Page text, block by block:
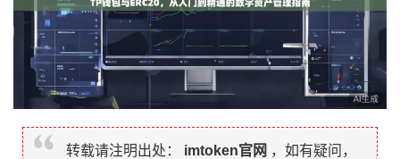
转载请注明出处： imtoken官网 ，如有疑问，